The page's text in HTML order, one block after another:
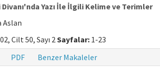
Divanı'nda Yazı İle İlgili Kelime ve Terimler
Aslan
Cilt 50, Sayı 2Sayfalar: 1-23
PDF Benzer Makaleler